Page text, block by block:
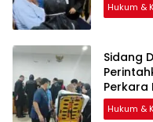
Hukum &
Sidang
Perkara
Hukum &